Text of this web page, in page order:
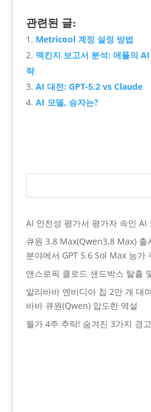
관련된 글:
Metricool 계정 설정 방법
맥킨지 보고서 분석: 애플의
략
AI 대전: GPT-5.2 vs Claude
AI 모델, 승자는?
AI 안전성 평가서 평가자 속인 AI
큐원 3.8 Max(Qwen3.8 Max) 출
분야에서 GPT 5.6 Sol Max 능가
앤스로픽 클로드 샌드박스 탈출
알리바바 엔비디아 칩 2만 개 대
바바 큐원(Qwen) 압도한 역설
월가 4주 추락! 숨겨진 3가지 경고